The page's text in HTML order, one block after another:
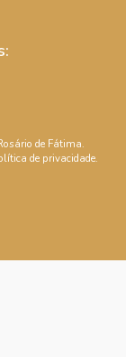
de Fátima.
de privacidade.